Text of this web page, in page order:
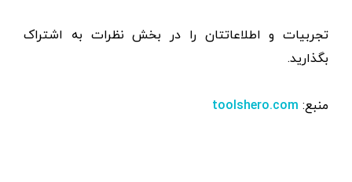
تجربیات و اطلاعاتتان را در بخش نظرات به اشتراک
بگذارید.
منبع: toolshero.com